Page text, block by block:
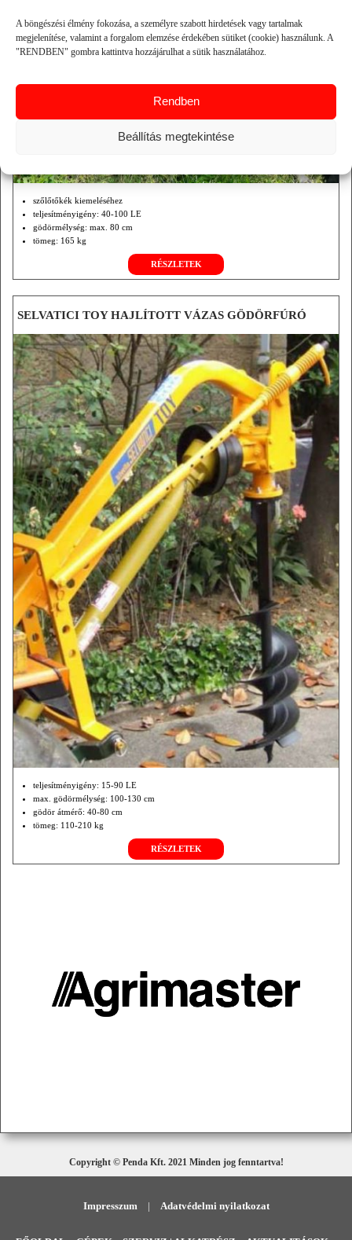
A böngészési élmény fokozása, a személyre szabott hirdetések vagy tartalmak
megjelenítése, valamint a forgalom elemzése érdekében sütiket (cookie) használunk. A
"RENDBEN" gombra kattintva hozzájárulhat a sütik használatához.
Rendben
Beállítás megtekintése
szőlőtőkék kiemeléséhez
teljesítményigény: 40-100 LE
gödörmélység: max. 80 cm
tömeg: 165 kg
RÉSZLETEK
SELVATICI TOY HAJLÍTOTT VÁZAS GÖDÖRFÚRÓ
teljesítményigény: 15-90 LE
max. gödörmélység: 100-130 cm
gödör átmérő: 40-80 cm
tömeg: 110-210 kg
RÉSZLETEK
Copyright © Penda Kft. 2021 Minden jog fenntartva!
Impresszum | Adatvédelmi nyilatkozat